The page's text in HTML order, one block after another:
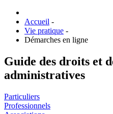
Accueil -
Vie pratique -
Démarches en ligne
Guide des droits et
administratives
Particuliers
Professionnels